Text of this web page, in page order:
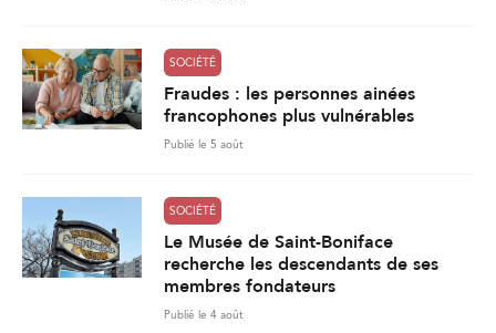
SOCIÉTÉ
Fraudes : les personnes ainées
francophones plus vulnérables
Publié le 5 août
SOCIÉTÉ
Le Musée de Saint-Boniface
recherche les descendants de ses
membres fondateurs
Publié le 4 août